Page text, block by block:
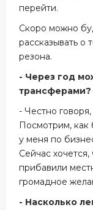
перейти.
Скоро можно
рассказывать о
резона.
- Через год
трансферами?
- Честно
Посмотрим, как
у меня по
Сейчас
прибавили
громадное
- Насколько